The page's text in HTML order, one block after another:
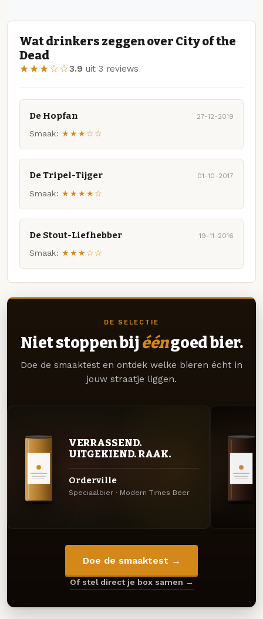
Wat drinkers zeggen over City of the
Dead
★★★☆☆3.9 uit 3 reviews
De Hopfan 27-12-2019
Smaak: ★★★☆☆
De Tripel-Tijger 01-10-2017
Smaak: ★★★★☆
De Stout-Liefhebber 19-11-2016
Smaak: ★★★☆☆
DE SELECTIE
Niet stoppen bij ééngoed bier.
Doe de smaaktest en ontdek welke bieren écht in
jouw straatje liggen.
VERRASSEND.
UITGEKIEND. RAAK.
Orderville
Speciaalbier · Modern Times Beer
Doe de smaaktest →
Of stel direct je box samen →